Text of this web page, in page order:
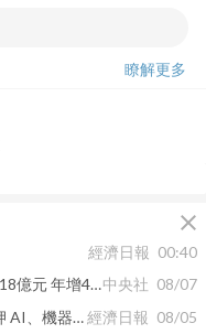
瞭解更多
close
經濟日報 00:40
【公告】大成鋼 2026年7月合併營收126.18億元 年增46.12%中央社 08/07
政府明年科技錢要花在哪？1,810億元重押 AI、機器人與太空經濟日報 08/05